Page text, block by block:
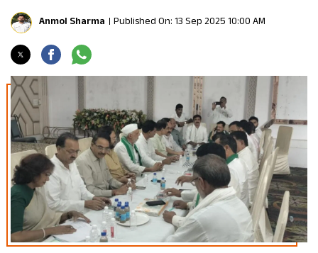
Anmol Sharma Published On: 13 Sep 2025 10:00 AM